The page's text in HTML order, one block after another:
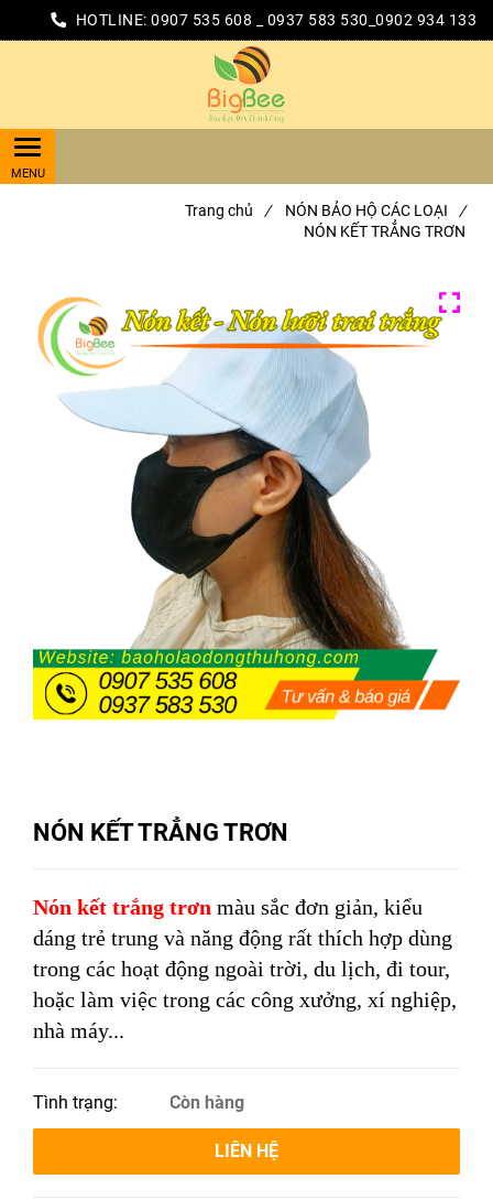
HOTLINE: 0907 535 608 _ 0937 583 530_0902 934 133
Trang chủ / NÓN BẢO HỘ CÁC LOẠI
/
NÓN KẾT TRẲNG TRƠN
NÓN KẾT TRẲNG TRƠN
Nón kết trắng trơn màu sắc đơn giản, kiểu
dáng trẻ trung và năng động rất thích hợp dùng
trong các hoạt động ngoài trời, du lịch, đi tour,
hoặc làm việc trong các công xưởng, xí nghiệp,
nhà máy...
Tình trạng: Còn hàng
LIÊN HỆ